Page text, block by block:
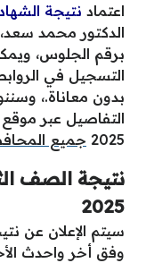
اعتماد نتيجة
الدكتور محمد
برقم الجلوس،
التسجيل في
بدون معاناة.،
التفاصيل عبر
2025 جميع
نتيجة الصف
2025
سيتم الإعلان عن
وفق أخر واحدث